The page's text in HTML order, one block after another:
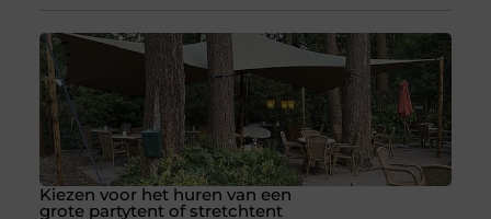
Kiezen voor het huren van een
grote partytent of stretchtent